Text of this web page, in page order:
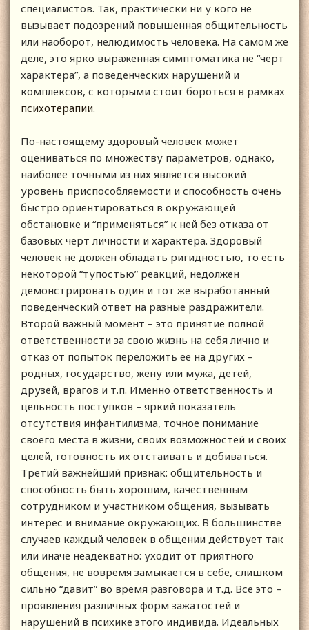
специалистов. Так, практически ни у кого не
вызывает подозрений повышенная общительность
или наоборот, нелюдимость человека. На самом же
деле, это ярко выраженная симптоматика не “черт
характера”, а поведенческих нарушений и
комплексов, с которыми стоит бороться в рамках
психотерапии.
По-настоящему здоровый человек может
оцениваться по множеству параметров, однако,
наиболее точными из них является высокий
уровень приспособляемости и способность очень
быстро ориентироваться в окружающей
обстановке и “применяться” к ней без отказа от
базовых черт личности и характера. Здоровый
человек не должен обладать ригидностью, то есть
некоторой “тупостью” реакций, недолжен
демонстрировать один и тот же выработанный
поведенческий ответ на разные раздражители.
Второй важный момент – это принятие полной
ответственности за свою жизнь на себя лично и
отказ от попыток переложить ее на других –
родных, государство, жену или мужа, детей,
друзей, врагов и т.п. Именно ответственность и
цельность поступков – яркий показатель
отсутствия инфантилизма, точное понимание
своего места в жизни, своих возможностей и своих
целей, готовность их отстаивать и добиваться.
Третий важнейший признак: общительность и
способность быть хорошим, качественным
сотрудником и участником общения, вызывать
интерес и внимание окружающих. В большинстве
случаев каждый человек в общении действует так
или иначе неадекватно: уходит от приятного
общения, не вовремя замыкается в себе, слишком
сильно “давит” во время разговора и т.д. Все это –
проявления различных форм зажатостей и
нарушений в психике этого индивида. Идеальных